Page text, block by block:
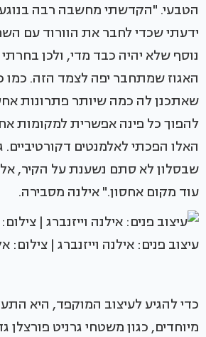
הטבעי. "הקדשתי מחשבה רבה בנוגע
ידעתי שכדי לחבר את הוורוד עם
נוסף שלא יהיה כבד מדי, ולכן
האגוז שמתחבר יפה לצמד הזה. כמו
שאתכנן לה כמה שיותר פתרונות
להפוך כל פינה אפשרית למקומות
האלו הפכתי לאלמנטים דקורטיביים.
שבסלון לא סתם נשענת על הקיר,
עוד מקום אחסון." אילנה מסבירה.
עיצוב פנים: אילנה וייזנברג | צילום:
כדי להגיע לעיצוב המוקפד, היא
מיוחדים, כגון משטחי גרניט פורצלן